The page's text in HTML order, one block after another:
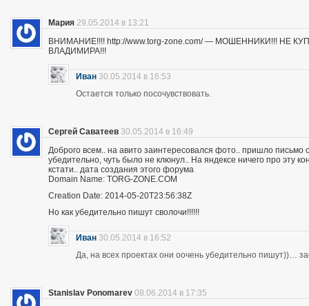
Мария 29.05.2014 в 13:21
ВНИМАНИЕ!!!! http://www.torg-zone.com/ — МОШЕННИКИ!!! НЕ
ВЛАДИМИРА!!!
Иван 30.05.2014 в 16:53
Остается только посочувствовать.
Сергей Саватеев 30.05.2014 в 16:49
Доброго всем.. на авито заинтересовался фото.. пришло
убедительно, чуть было не клюнул.. На яндексе ничего про
кстати.. дата создания этого форума
Domain Name: TORG-ZONE.COM
Creation Date: 2014-05-20T23:56:38Z
Но как убедительно пишут сволочи!!!!!!
Иван 30.05.2014 в 16:52
Да, на всех проектах они оочень убедительно пишут))…
Stanislav Ponomarev 08.06.2014 в 17:35